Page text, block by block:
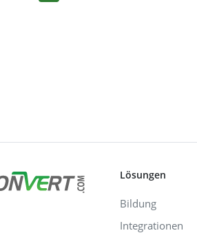
Lösungen
Bildung
Integrationen